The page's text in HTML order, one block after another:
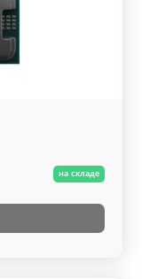
на складе